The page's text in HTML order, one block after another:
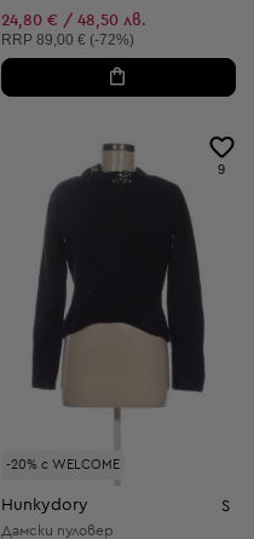
24,80 € / 48,50 лв.
Препоръчителна цена:
RRP 89,00 € (-72%)
-20% с WELCOME
9
Hunkydory S
Дамски пуловер